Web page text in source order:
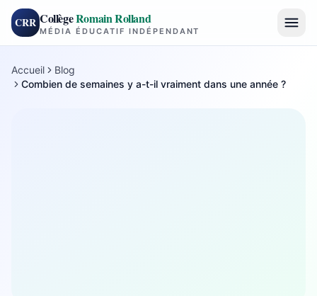
CRR CollègeRomain Rolland
MÉDIA ÉDUCATIF INDÉPENDANT
Accueil
Blog
Combien de semaines y a-t-il vraiment dans une année ?